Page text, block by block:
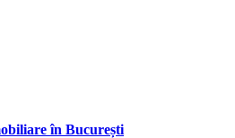
în București